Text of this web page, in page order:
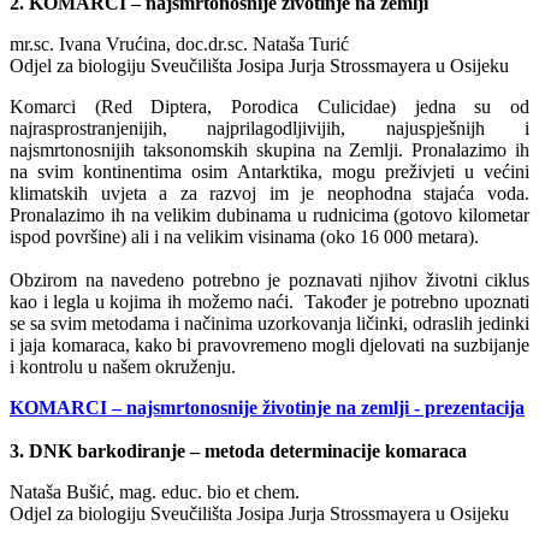
mr.sc. Ivana Vrućina, doc.dr.sc. Nataša Turić
Odjel za biologiju Sveučilišta Josipa Jurja Strossmayera u Osijeku
Komarci (Red Diptera, Porodica Culicidae) jedna su od
najrasprostranjenijih, najprilagodljivijih, najuspješnijh i
najsmrtonosnijih taksonomskih skupina na Zemlji. Pronalazimo ih
na svim kontinentima osim Antarktika, mogu preživjeti u većini
klimatskih uvjeta a za razvoj im je neophodna stajaća voda.
Pronalazimo ih na velikim dubinama u rudnicima (gotovo kilometar
ispod površine) ali i na velikim visinama (oko 16 000 metara).
Obzirom na navedeno potrebno je poznavati njihov životni ciklus
kao i legla u kojima ih možemo naći. Također je potrebno upoznati
se sa svim metodama i načinima uzorkovanja ličinki, odraslih jedinki
i jaja komaraca, kako bi pravovremeno mogli djelovati na suzbijanje
i kontrolu u našem okruženju.
KOMARCI – najsmrtonosnije životinje na zemlji - prezentacija
3. DNK barkodiranje – metoda determinacije komaraca
Nataša Bušić, mag. educ. bio et chem.
Odjel za biologiju Sveučilišta Josipa Jurja Strossmayera u Osijeku